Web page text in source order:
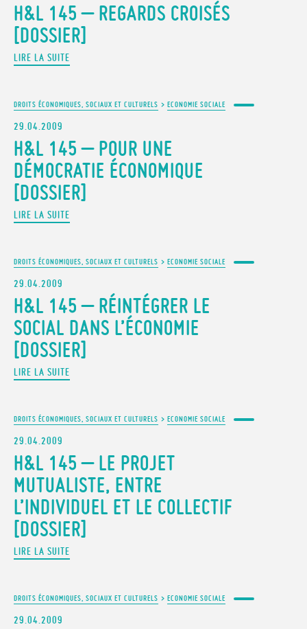
H&L 145 – REGARDS CROISÉS
[DOSSIER]
LIRE LA SUITE
DROITS ÉCONOMIQUES, SOCIAUX ET CULTURELS > ECONOMIE SOCIALE
29.04.2009
H&L 145 – POUR UNE
DÉMOCRATIE ÉCONOMIQUE
[DOSSIER]
LIRE LA SUITE
DROITS ÉCONOMIQUES, SOCIAUX ET CULTURELS > ECONOMIE SOCIALE
29.04.2009
H&L 145 – RÉINTÉGRER LE
SOCIAL DANS L’ÉCONOMIE
[DOSSIER]
LIRE LA SUITE
DROITS ÉCONOMIQUES, SOCIAUX ET CULTURELS > ECONOMIE SOCIALE
29.04.2009
H&L 145 – LE PROJET
MUTUALISTE, ENTRE
L’INDIVIDUEL ET LE COLLECTIF
[DOSSIER]
LIRE LA SUITE
DROITS ÉCONOMIQUES, SOCIAUX ET CULTURELS > ECONOMIE SOCIALE
29.04.2009